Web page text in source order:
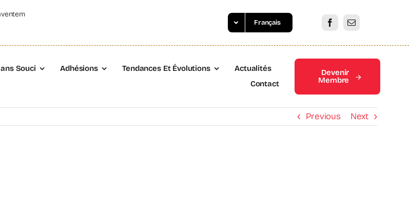
Français
Souci Adhésions Tendances Et Évolutions
Actualités
Contact
Devenir
Membre
Previous Next